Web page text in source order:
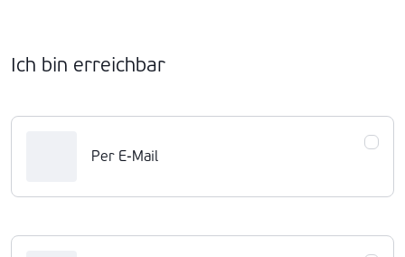
Ich bin erreichbar
Per E-Mail